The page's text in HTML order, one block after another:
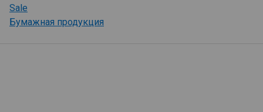
Sale
Бумажная продукция